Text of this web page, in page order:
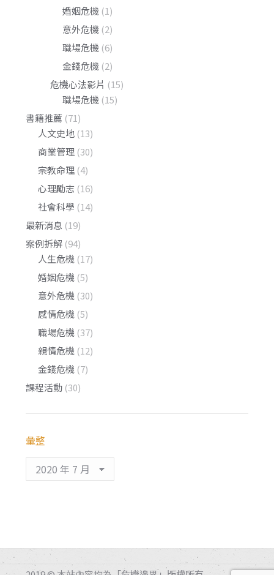
婚姻危機 (1)
意外危機 (2)
職場危機 (6)
金錢危機 (2)
危機心法影片 (15)
職場危機 (15)
書籍推薦 (71)
人文史地 (13)
商業管理 (30)
宗教命理 (4)
心理勵志 (16)
社會科學 (14)
最新消息 (19)
案例拆解 (94)
人生危機 (17)
婚姻危機 (5)
意外危機 (30)
感情危機 (5)
職場危機 (37)
親情危機 (12)
金錢危機 (7)
課程活動 (30)
彙整
整